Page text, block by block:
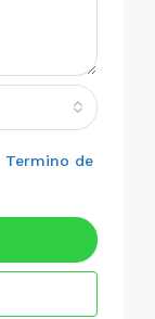
Termino de